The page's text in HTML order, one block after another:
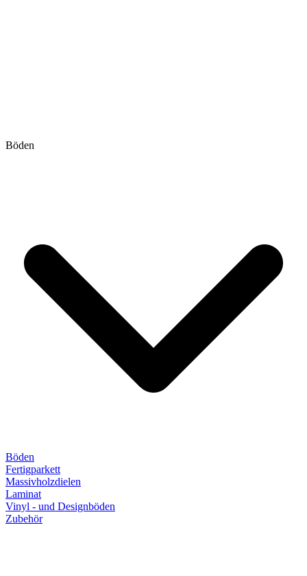
Böden
Böden
Fertigparkett
Massivholzdielen
Laminat
Vinyl - und Designböden
Zubehör